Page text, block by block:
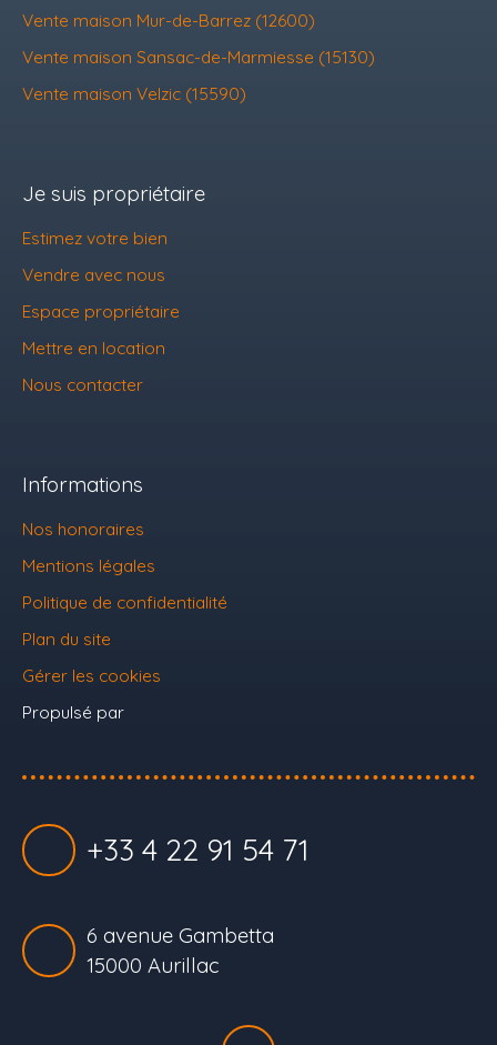
Vente maison Mur-de-Barrez (12600)
Vente maison Sansac-de-Marmiesse (15130)
Vente maison Velzic (15590)
Je suis propriétaire
Estimez votre bien
Vendre avec nous
Espace propriétaire
Mettre en location
Nous contacter
Informations
Nos honoraires
Mentions légales
Politique de confidentialité
Plan du site
Gérer les cookies
Propulsé par
+33 4 22 91 54 71
6 avenue Gambetta
15000 Aurillac